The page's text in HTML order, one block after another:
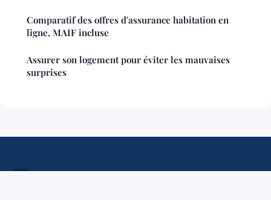
Comparatif des offres d'assurance habitation en
ligne, MAIF incluse
Assurer son logement pour éviter les mauvaises
surprises
Financerendement